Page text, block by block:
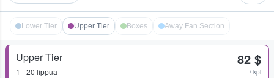
Lower Tier Upper Tier Boxes Away Fan Section
Upper Tier
1 - 20 lippua
82 $
/ kpl